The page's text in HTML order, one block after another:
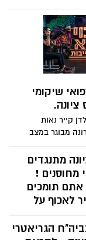
שיקומי. מאת:
על תחושת הרעב
של הפרי יכולה
שיקומי
קייר נאות
מבוגר במצב
כל הסיכויים,
שקיבל, הוא
אומר: "אני מתפלל
אחרים"
מתנגדים
מחוסנים !
תומכים
לאכוף על
או בדיקה !
40% מהמשתתפים בסקר שערכנו
הגריאטרי